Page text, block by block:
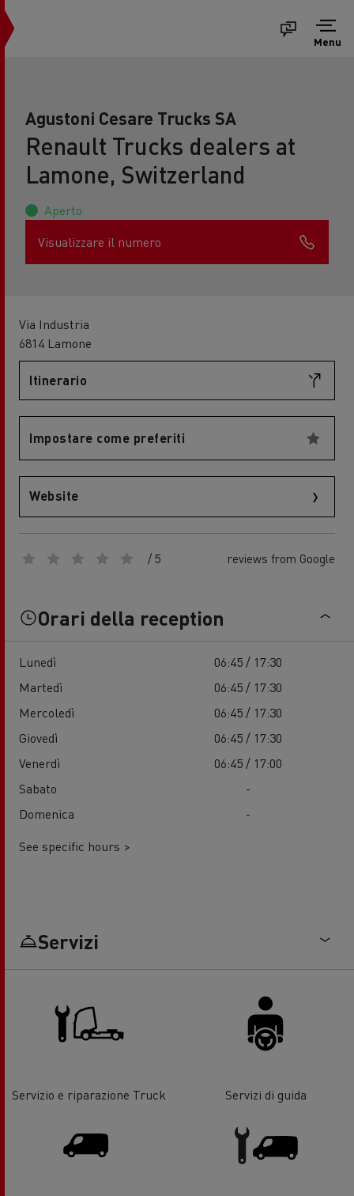
Menu
Agustoni Cesare Trucks SA
Renault Trucks dealers at
Lamone, Switzerland
Aperto
Visualizzare il numero
Via Industria
6814 Lamone
Itinerario
Impostare come preferiti
Website
/ 5 reviews from Google
Orari della reception
Lunedì
06:45 / 17:30
Martedì
06:45 / 17:30
Mercoledì
06:45 / 17:30
Giovedì
06:45 / 17:30
Venerdì
06:45 / 17:00
Sabato
-
Domenica
-
See specific hours >
Servizi
Servizio e riparazione Truck Servizi di guida